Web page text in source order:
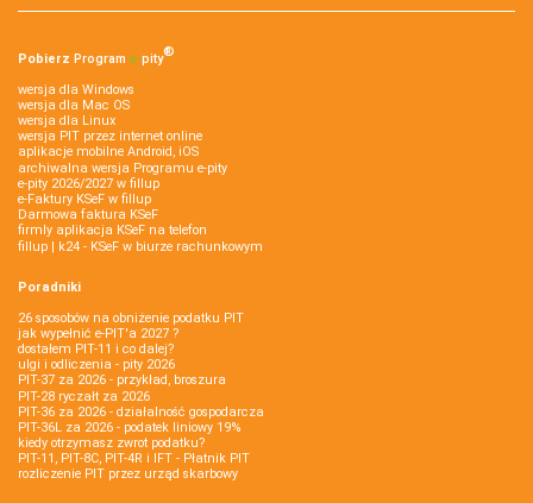
Pobierz Program e‑pity®
wersja dla Windows
wersja dla Mac OS
wersja dla Linux
wersja PIT przez internet online
aplikacje mobilne Android, iOS
archiwalna wersja Programu e-pity
e-pity 2026/2027 w fillup
e‑Faktury KSeF w fillup
Darmowa faktura KSeF
firmly aplikacja KSeF na telefon
fillup | k24 - KSeF w biurze rachunkowym
Poradniki
26 sposobów na obniżenie podatku PIT
jak wypełnić e-PIT'a 2027 ?
dostałem PIT-11 i co dalej?
ulgi i odliczenia - pity 2026
PIT-37 za 2026 - przykład, broszura
PIT-28 ryczałt za 2026
PIT-36 za 2026 - działalność gospodarcza
PIT-36L za 2026 - podatek liniowy 19%
kiedy otrzymasz zwrot podatku?
PIT-11, PIT-8C, PIT-4R i IFT - Płatnik PIT
rozliczenie PIT przez urząd skarbowy